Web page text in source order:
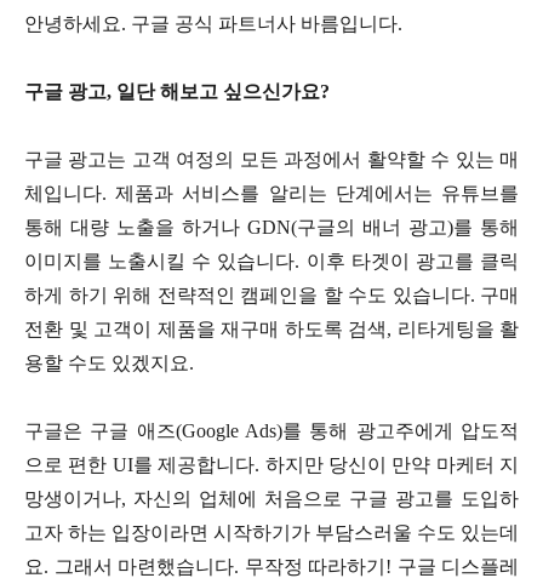
안녕하세요. 구글 공식 파트너사 바름입니다.
구글 광고, 일단 해보고 싶으신가요?
구글 광고는 고객 여정의 모든 과정에서 활약할 수 있는 매
체입니다.제품과 서비스를 알리는 단계에서는 유튜브를
통해 대량 노출을 하거나 GDN(구글의 배너 광고)를 통해
이미지를 노출시킬 수 있습니다. 이후 타겟이 광고를 클릭
하게 하기 위해 전략적인 캠페인을 할 수도 있습니다. 구매
전환 및 고객이 제품을 재구매 하도록 검색, 리타게팅을 활
용할 수도 있겠지요.
구글은 구글 애즈(Google Ads)를 통해 광고주에게 압도적
으로 편한 UI를 제공합니다. 하지만 당신이 만약 마케터 지
망생이거나, 자신의 업체에 처음으로 구글 광고를 도입하
고자 하는 입장이라면 시작하기가 부담스러울 수도 있는데
요. 그래서 마련했습니다. 무작정 따라하기 ! 구글 디스플레